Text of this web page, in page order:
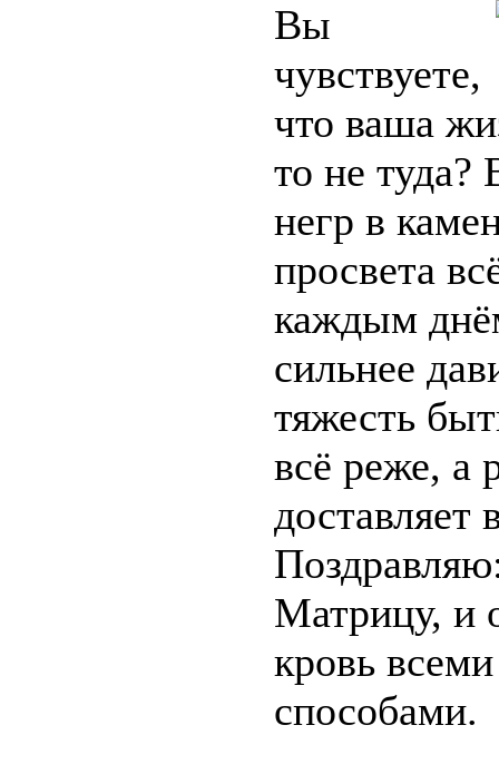
Вы
чувствуете,
что ваша
то не туда?
негр в
просвета
каждым
сильнее
тяжесть
всё реже, а
доставляет
Матрицу, и
кровь
способами.